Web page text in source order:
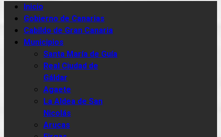
Inicio
Gobierno de Canarias
Cabildo de Gran Canaria
Municipios
Santa María de Guía
Real Ciudad de
Gáldar
Agaete
La Aldea de San
Nicolás
Arucas